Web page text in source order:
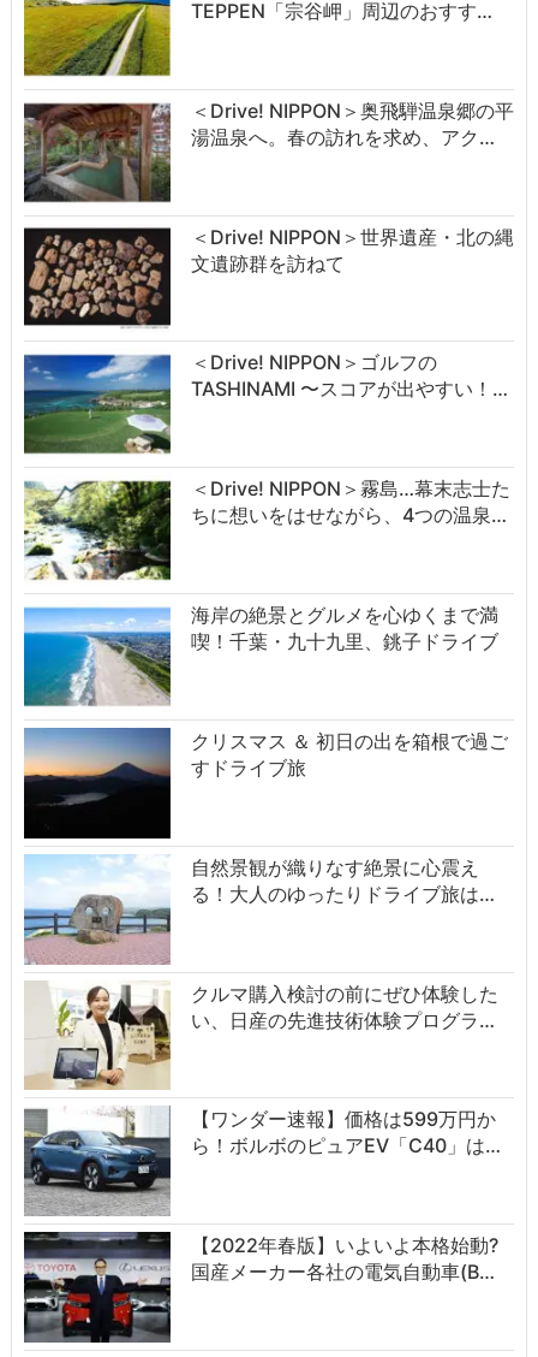
TEPPEN「宗谷岬」周辺のおすす…
＜Drive! NIPPON＞奥飛騨温泉郷の平
湯温泉へ。春の訪れを求め、アク…
＜Drive! NIPPON＞世界遺産・北の縄
文遺跡群を訪ねて
＜Drive! NIPPON＞ゴルフの
TASHINAMI 〜スコアが出やすい！…
＜Drive! NIPPON＞霧島…幕末志士た
ちに想いをはせながら、4つの温泉…
海岸の絶景とグルメを心ゆくまで満
喫！千葉・九十九里、銚子ドライブ
クリスマス ＆ 初日の出を箱根で過ご
すドライブ旅
自然景観が織りなす絶景に心震え
る！大人のゆったりドライブ旅は…
クルマ購入検討の前にぜひ体験した
い、日産の先進技術体験プログラ…
【ワンダー速報】価格は599万円か
ら！ボルボのピュアEV「C40」は…
【2022年春版】いよいよ本格始動?
国産メーカー各社の電気自動車(B…